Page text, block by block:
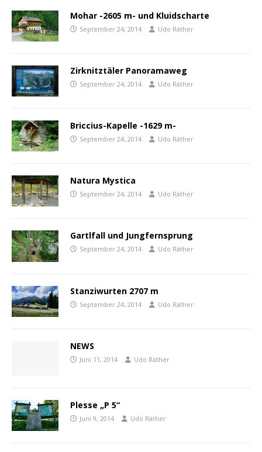
Mohar -2605 m- und Kluidscharte
September 24, 2014 Udo Räther
Zirknitztäler Panoramaweg
September 24, 2014 Udo Räther
Briccius-Kapelle -1629 m-
September 24, 2014 Udo Räther
Natura Mystica
September 24, 2014 Udo Räther
Gartlfall und Jungfernsprung
September 24, 2014 Udo Räther
Stanziwurten 2707 m
September 24, 2014 Udo Räther
NEWS
Juni 11, 2014 Udo Räther
Plesse „P 5“
Juni 9, 2014 Udo Räther